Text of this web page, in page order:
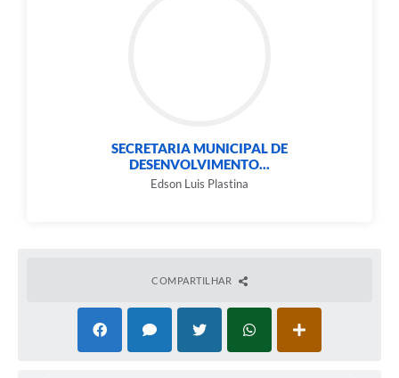
SECRETARIA MUNICIPAL DE
DESENVOLVIMENTO...
Edson Luis Plastina
COMPARTILHAR